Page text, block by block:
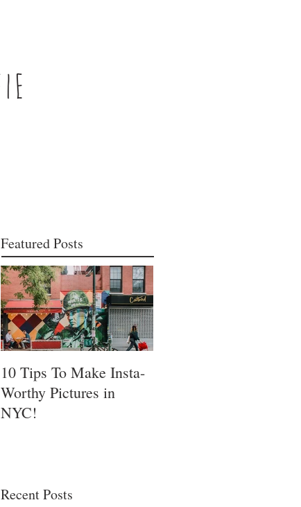
Featured Posts
10 Tips To Make Insta-
Worthy Pictures in
NYC!
Recent Posts